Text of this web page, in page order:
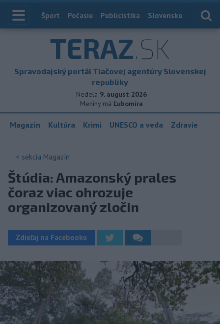
Index
Šport Počasie Publicistika Slovensko
TERAZ.SK
Spravodajský portál Tlačovej agentúry Slovenskej
republiky
Nedela 9. august 2026
Meniny má Ľubomíra
Magazín Kultúra Krimi UNESCO a veda Zdravie
< sekcia Magazín
Štúdia: Amazonský prales
čoraz viac ohrozuje
organizovaný zločin
Zdieľaj na Facebooku